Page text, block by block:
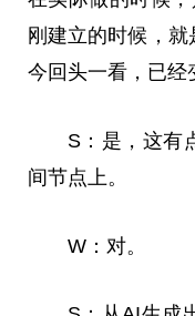
刚建立的时候，
今回头一看，已经
S：是，这有
间节点上。
W：对。